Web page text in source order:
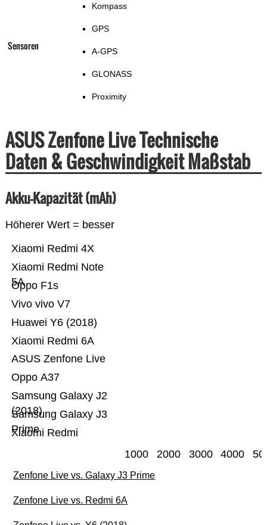
Sensoren
Kompass
GPS
A-GPS
GLONASS
Proximity
ASUS Zenfone Live Technische
Daten & Geschwindigkeit Maßstab
Akku-Kapazität (mAh)
Höherer Wert = besser
Xiaomi Redmi
Samsung Galaxy J3
Prime
Samsung Galaxy J2
(2018)
Oppo A37
ASUS Zenfone Live
Xiaomi Redmi 6A
Huawei Y6 (2018)
Vivo vivo V7
Oppo F1s
Xiaomi Redmi Note
5A
Xiaomi Redmi 4X
1000 2000 3000 4000
Zenfone Live vs. Galaxy J3 Prime
Zenfone Live vs. Redmi 6A